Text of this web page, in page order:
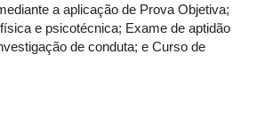
a aplicação de Prova Objetiva;
e psicotécnica; Exame de aptidão
de conduta; e Curso de